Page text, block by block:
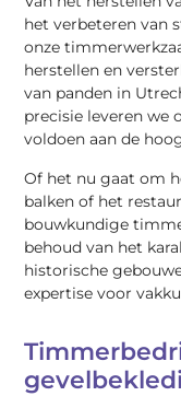
het verbeteren van
onze
herstellen en
van panden in
precisie leveren we
voldoen aan de
Of het nu gaat om
balken of het
bouwkundige
behoud van het
historische
expertise voor